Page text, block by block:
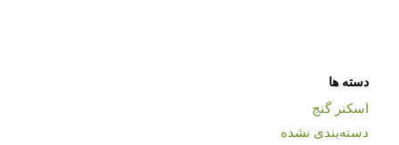
دسته ها
اسکنر گنج
دسته‌بندی نشده